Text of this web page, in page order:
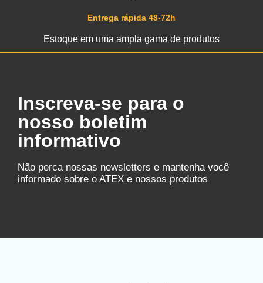
Entrega rápida 48-72h
Estoque em uma ampla gama de produtos
Inscreva-se para o
nosso boletim
informativo
Não perca nossas newsletters e mantenha você
informado sobre o ATEX e nossos produtos